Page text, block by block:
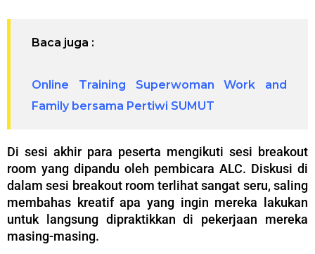
Baca juga :
Online Training Superwoman Work and
Family bersama Pertiwi SUMUT
Di sesi akhir para peserta mengikuti sesi breakout
room yang dipandu oleh pembicara ALC. Diskusi di
dalam sesi breakout room terlihat sangat seru, saling
membahas kreatif apa yang ingin mereka lakukan
untuk langsung dipraktikkan di pekerjaan mereka
masing-masing.